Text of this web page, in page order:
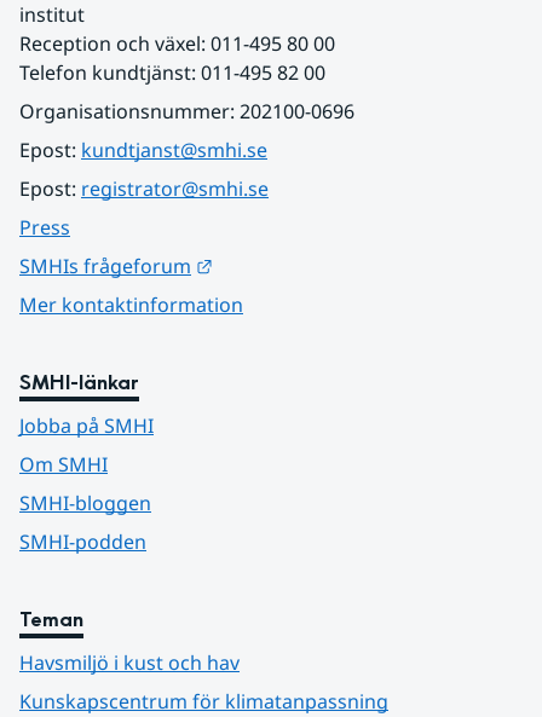
institut
Reception och växel: 011-495 80 00
Telefon kundtjänst: 011-495 82 00
Organisationsnummer: 202100-0696
Epost: kundtjanst@smhi.se
Epost: registrator@smhi.se
Press
SMHIs frågeforum
Mer kontaktinformation
SMHI-länkar
Jobba på SMHI
Om SMHI
SMHI-bloggen
SMHI-podden
Teman
Havsmiljö i kust och hav
Kunskapscentrum för klimatanpassning